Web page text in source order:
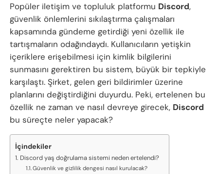
Popüler iletişim ve topluluk platformu Discord,
güvenlik önlemlerini sıkılaştırma çalışmaları
kapsamında gündeme getirdiği yeni özellik ile
tartışmaların odağındaydı. Kullanıcıların yetişkin
içeriklere erişebilmesi için kimlik bilgilerini
sunmasını gerektiren bu sistem, büyük bir tepkiyle
karşılaştı. Şirket, gelen geri bildirimler üzerine
planlarını değiştirdiğini duyurdu. Peki, ertelenen bu
özellik ne zaman ve nasıl devreye girecek, Discord
bu süreçte neler yapacak?
İçindekiler
Discord yaş doğrulama sistemi neden ertelendi?
Güvenlik ve gizlilik dengesi nasıl kurulacak?